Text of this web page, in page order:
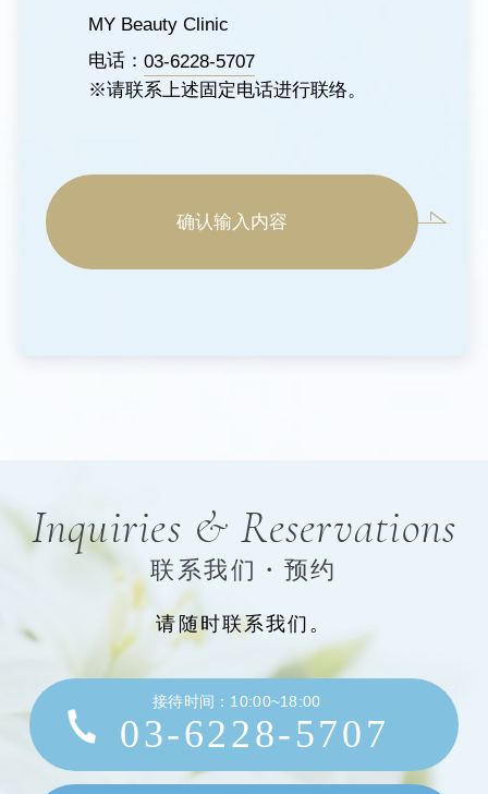
MY Beauty Clinic
电话：03-6228-5707
※请联系上述固定电话进行联络。
Inquiries & Reservations
联系我们・预约
请随时联系我们。
接待时间：10:00~18:00
03-6228-5707